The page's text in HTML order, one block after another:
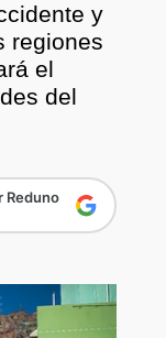
y
regiones
el
del
Reduno